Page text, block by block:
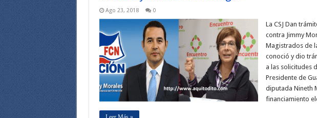
Ago 23, 2018 0
La CSJ Dan
contra Jimmy
Magistrados de
conoció y dio
a las solicitudes
Presidente de
diputada Nineth
financiamiento